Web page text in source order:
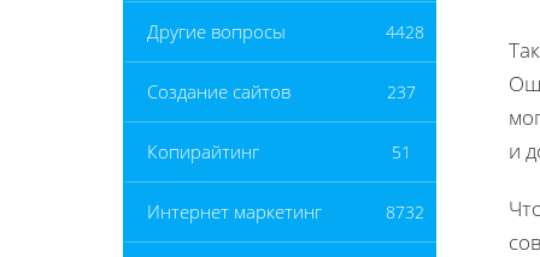
Другие вопросы 4428
Создание сайтов 237
Копирайтинг 51
Интернет маркетинг 8732
и